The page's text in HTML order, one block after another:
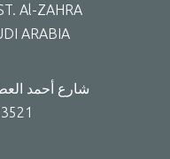
Al-ZAHRA
ARABIA
23521 ، المملكة العربية